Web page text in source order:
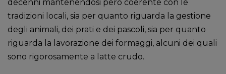
decenni mantenendosi però coerente con le
tradizioni locali, sia per quanto riguarda la gestione
degli animali, dei prati e dei pascoli, sia per quanto
riguarda la lavorazione dei formaggi, alcuni dei quali
sono rigorosamente a latte crudo.